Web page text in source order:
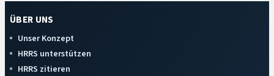
ÜBER UNS
Unser Konzept
HRRS unterstützen
HRRS zitieren